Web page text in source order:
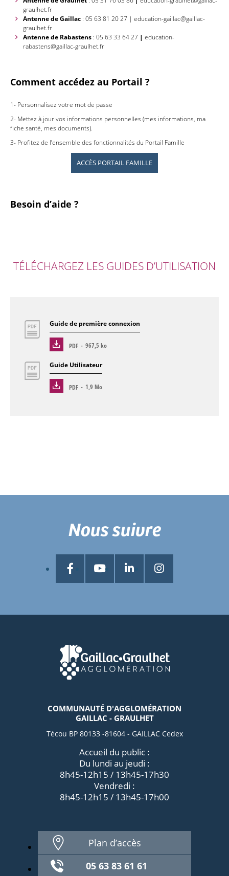
graulhet.fr
Antenne de Gaillac : 05 63 81 20 27 | education-gaillac@gaillac-
graulhet.fr
Antenne de Rabastens : 05 63 33 64 27 | education-
rabastens@gaillac-graulhet.fr
Comment accédez au Portail ?
1- Personnalisez votre mot de passe
2- Mettez à jour vos informations personnelles (mes informations, ma
fiche santé, mes documents).
3- Profitez de l’ensemble des fonctionnalités du Portail Famille
ACCÈS PORTAIL FAMILLE
Besoin d’aide ?
TÉLÉCHARGEZ LES GUIDES D’UTILISATION
Guide de première connexion
PDF 967,5 ko
Guide Utilisateur
PDF 1,9 Mo
COMMUNAUTÉ D'AGGLOMÉRATION
GAILLAC - GRAULHET
Técou BP 80133 -81604 - GAILLAC Cedex
Accueil du public :
Du lundi au jeudi :
8h45-12h15 / 13h45-17h30
Vendredi :
8h45-12h15 / 13h45-17h00
Plan d’accès
05 63 83 61 61
Nous suivre